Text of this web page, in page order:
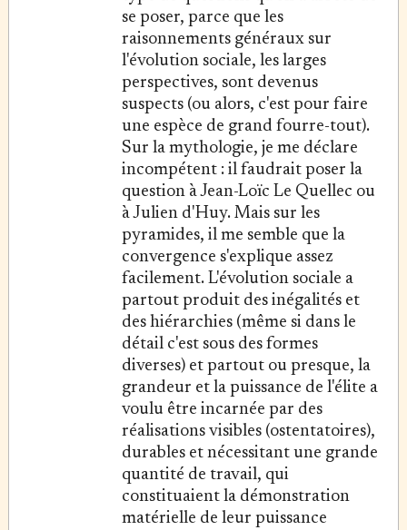
se poser, parce que les
raisonnements généraux sur
l'évolution sociale, les larges
perspectives, sont devenus
suspects (ou alors, c'est pour faire
une espèce de grand fourre-tout).
Sur la mythologie, je me déclare
incompétent : il faudrait poser la
question à Jean-Loïc Le Quellec ou
à Julien d'Huy. Mais sur les
pyramides, il me semble que la
convergence s'explique assez
facilement. L'évolution sociale a
partout produit des inégalités et
des hiérarchies (même si dans le
détail c'est sous des formes
diverses) et partout ou presque, la
grandeur et la puissance de l'élite a
voulu être incarnée par des
réalisations visibles (ostentatoires),
durables et nécessitant une grande
quantité de travail, qui
constituaient la démonstration
matérielle de leur puissance